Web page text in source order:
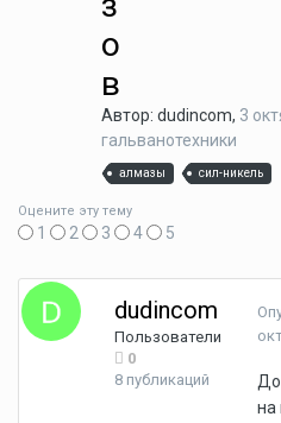
о
в
Автор: dudincom, 3
гальванотехники
алмазы сил-никель
Оцените эту тему
1 2 3 4 5
dudincom
Пользователи
0
8 публикаций
на